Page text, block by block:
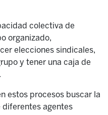
colectiva de
organizado,
elecciones sindicales,
y tener una caja de
estos procesos buscar la
diferentes agentes